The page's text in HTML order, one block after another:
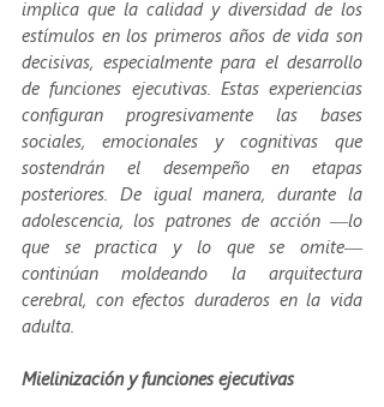
implica que la calidad y diversidad de los
estímulos en los primeros años de vida son
decisivas, especialmente para el desarrollo
de funciones ejecutivas. Estas experiencias
configuran progresivamente las bases
sociales, emocionales y cognitivas que
sostendrán el desempeño en etapas
posteriores. De igual manera, durante la
adolescencia, los patrones de acción —lo
que se practica y lo que se omite—
continúan moldeando la arquitectura
cerebral, con efectos duraderos en la vida
adulta.
Mielinización y funciones ejecutivas